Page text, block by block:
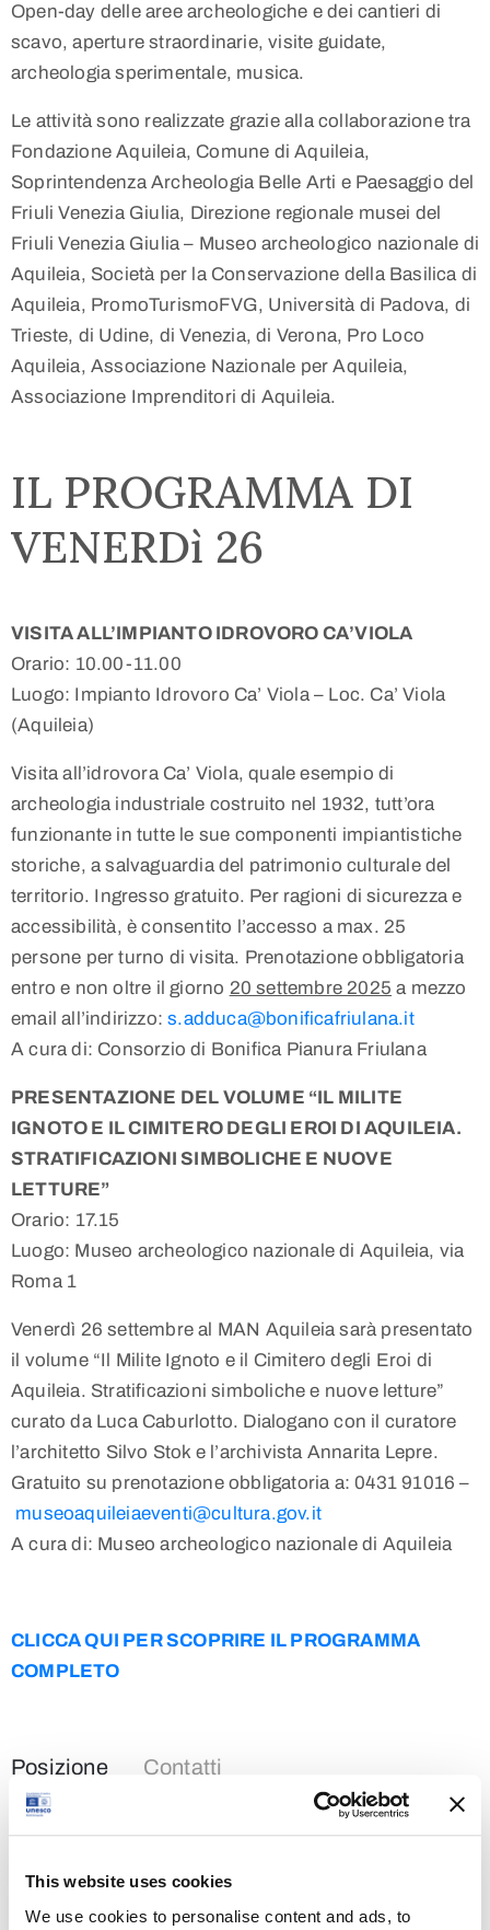
This website uses cookies
We use cookies to personalise content and ads, to
Open-day delle aree archeologiche e dei cantieri di
scavo, aperture straordinarie, visite guidate,
archeologia sperimentale, musica.
Le attività sono realizzate grazie alla collaborazione tra
Fondazione Aquileia, Comune di Aquileia,
Soprintendenza Archeologia Belle Arti e Paesaggio del
Friuli Venezia Giulia, Direzione regionale musei del
Friuli Venezia Giulia – Museo archeologico nazionale di
Aquileia, Società per la Conservazione della Basilica di
Aquileia, PromoTurismoFVG, Università di Padova, di
Trieste, di Udine, di Venezia, di Verona, Pro Loco
Aquileia, Associazione Nazionale per Aquileia,
Associazione Imprenditori di Aquileia.
IL PROGRAMMA DI
VENERDì 26
VISITA ALL’IMPIANTO IDROVORO CA’VIOLA
Orario: 10.00-11.00
Luogo: Impianto Idrovoro Ca’ Viola – Loc. Ca’ Viola
(Aquileia)
Visita all’idrovora Ca’ Viola, quale esempio di
archeologia industriale costruito nel 1932, tutt’ora
funzionante in tutte le sue componenti impiantistiche
storiche, a salvaguardia del patrimonio culturale del
territorio. Ingresso gratuito. Per ragioni di sicurezza e
accessibilità, è consentito l’accesso a max. 25
persone per turno di visita. Prenotazione obbligatoria
entro e non oltre il giorno 20 settembre 2025 a mezzo
email all’indirizzo:s.adduca@bonificafriulana.it
A cura di: Consorzio di Bonifica Pianura Friulana
PRESENTAZIONE DEL VOLUME “IL MILITE
IGNOTO E IL CIMITERO DEGLI EROI DI AQUILEIA.
STRATIFICAZIONI SIMBOLICHE E NUOVE
LETTURE”
Orario: 17.15
Luogo: Museo archeologico nazionale di Aquileia, via
Roma 1
Venerdì 26 settembre al MAN Aquileia sarà presentato
il volume “Il Milite Ignoto e il Cimitero degli Eroi di
Aquileia. Stratificazioni simboliche e nuove letture”
curato da Luca Caburlotto. Dialogano con il curatore
l’architetto Silvo Stok e l’archivista Annarita Lepre.
Gratuito su prenotazione obbligatoria a: 0431 91016 –
museoaquileiaeventi@cultura.gov.it
A cura di: Museo archeologico nazionale di Aquileia
CLICCA QUI PER SCOPRIRE IL PROGRAMMA
COMPLETO
Posizione Contatti
Please,accept preferences cookies